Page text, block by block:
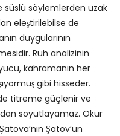
süslü söylemlerden uzak
eleştirilebilse de
duygularının
Ruh analizinin
kahramanın her
gibi hisseder.
titreme güçlenir ve
soyutlayamaz. Okur
Şatov’un